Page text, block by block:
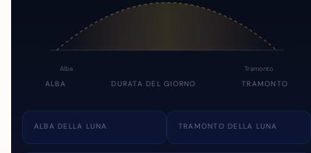
Alba Tramonto
ALBA DURATA DEL GIORNO TRAMONTO
ALBA DELLA LUNA TRAMONTO DELLA LUNA